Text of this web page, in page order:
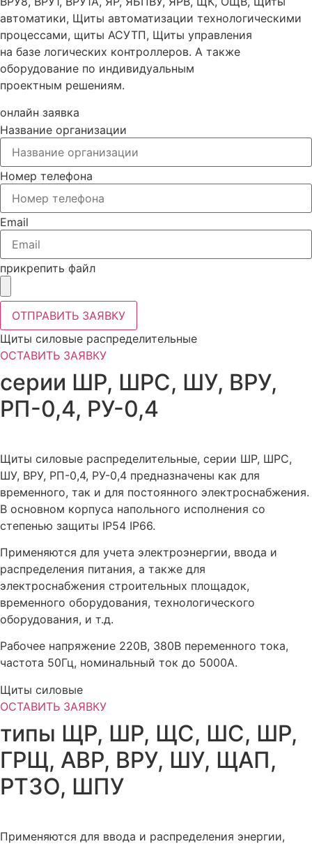
автоматики, Щиты автоматизации технологическими
процессами, щиты АСУТП, Щиты управления
на базе логических контроллеров. А также
оборудование по индивидуальным
проектным решениям.
онлайн заявка
Название организации
Номер телефона
Email
прикрепить файл
ОТПРАВИТЬ ЗАЯВКУ
Щиты силовые распределительные
ОСТАВИТЬ ЗАЯВКУ
серии ШР, ШРС, ШУ, ВРУ,
РП-0,4, РУ-0,4
Щиты силовые распределительные, серии ШР, ШРС,
ШУ, ВРУ, РП-0,4, РУ-0,4 предназначены как для
временного, так и для постоянного электроснабжения.
В основном корпуса напольного исполнения со
степенью защиты IP54 IP66.
Применяются для учета электроэнергии, ввода и
распределения питания, а также для
электроснабжения строительных площадок,
временного оборудования, технологического
оборудования, и т.д.
Рабочее напряжение 220В, 380В переменного тока,
частота 50Гц, номинальный ток до 5000А.
Щиты силовые
ОСТАВИТЬ ЗАЯВКУ
типы ЩР, ШР, ЩС, ШС, ШР,
ГРЩ, АВР, ВРУ, ШУ, ЩАП,
РТЗО, ШПУ
Применяются для ввода и распределения энергии,